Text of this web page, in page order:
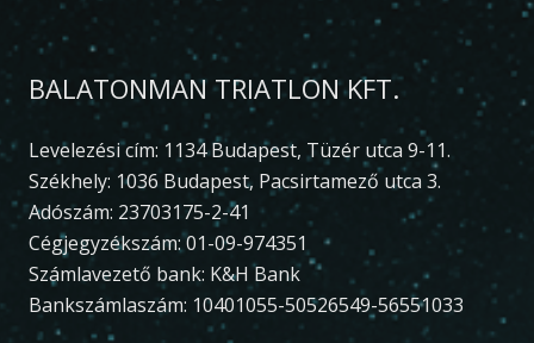
BALATONMAN TRIATLON KFT.
Levelezési cím: 1134 Budapest, Tüzér utca 9-11.
Székhely: 1036 Budapest, Pacsirtamező utca 3.
Adószám: 23703175-2-41
Cégjegyzékszám: 01-09-974351
Számlavezető bank: K&H Bank
Bankszámlaszám: 10401055-50526549-56551033